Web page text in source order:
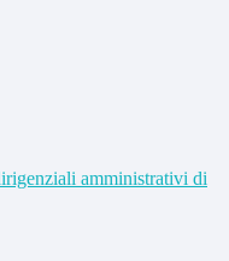
amministrativi di